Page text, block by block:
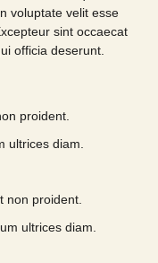
voluptate velit esse
sint occaecat
officia deserunt.
proident.
ultrices diam.
non proident.
ultrices diam.